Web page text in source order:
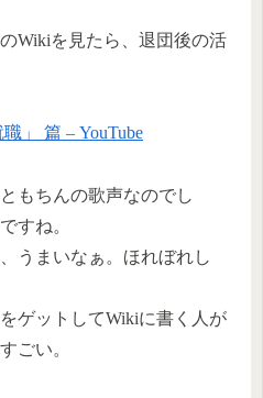
Wikiを見たら、退団後の活
」 篇 – YouTube
もちんの歌声なのでし
すね。
うまいなぁ。ほれぼれし
ゲットしてWikiに書く人が
ごい。